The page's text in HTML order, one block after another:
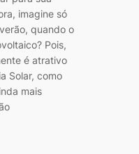
imagine só
quando o
Pois,
é atrativo
Solar, como
mais